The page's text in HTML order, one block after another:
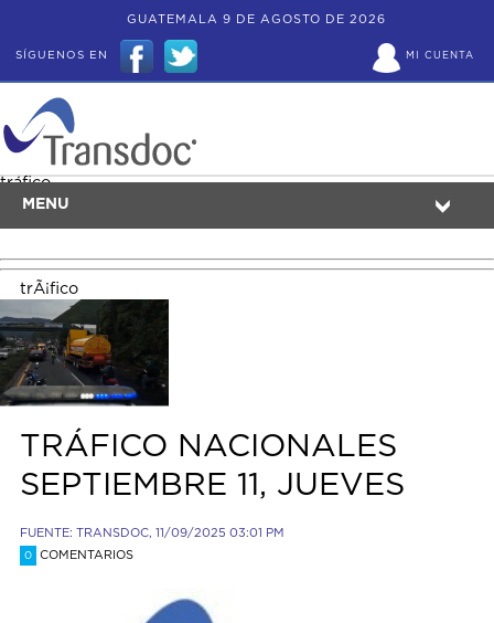
GUATEMALA 9 DE AGOSTO DE 2026
MI CUENTA
SÍGUENOS EN
MENU
tráfico
trÃ¡fico
TRÁFICO NACIONALES
SEPTIEMBRE 11, JUEVES
FUENTE: TRANSDOC, 11/09/2025 03:01 PM
0 COMENTARIOS